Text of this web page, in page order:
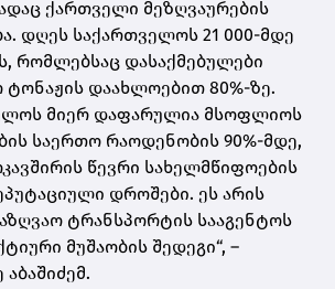
ქართველი მეზღვაურების
დღეს საქართველოს 21 000-მდე
რომლებსაც დასაქმებულები
დაახლოებით 80%-ზე.
მიერ დაფარულია მსოფლიოს
საერთო რაოდენობის 90%-მდე,
წევრი სახელმწიფოების
დროშები. ეს არის
ტრანსპორტის სააგენტოს
მუშაობის შედეგი“, –
აბაშიძემ.